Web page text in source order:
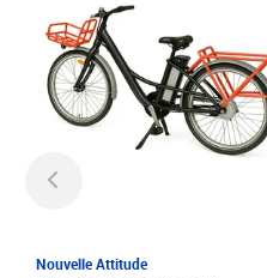
Nouvelle Attitude